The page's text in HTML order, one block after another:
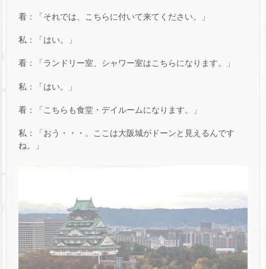
看：「それでは、こちらに付いて来てください。」
私：「はい。」
看：「ランドリー室、シャワー室はこちらになります。」
私：「はい。」
看：「こちらも食堂・デイルームになります。」
私：「おう・・・。ここは大阪城がドーンと見えるんです
ね。」